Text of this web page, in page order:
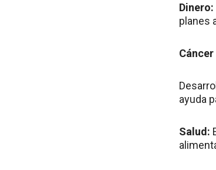
Dinero:
planes
Cáncer
ayuda
Salud: